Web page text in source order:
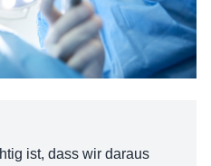
ist, dass wir daraus